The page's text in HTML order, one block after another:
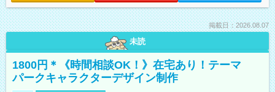
掲載日：2026.08.07
未読
1800円＊《時間相談OK！》在宅あり！テーマ
パークキャラクターデザイン制作